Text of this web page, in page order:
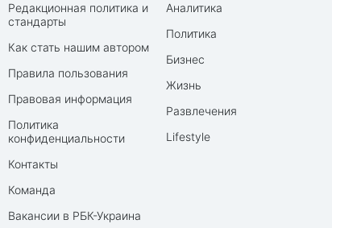
Редакционная политика и
стандарты
Как стать нашим автором
Правила пользования
Правовая информация
Политика
конфиденциальности
Контакты
Команда
Вакансии в РБК-Украина
Аналитика
Политика
Бизнес
Жизнь
Развлечения
Lifestyle